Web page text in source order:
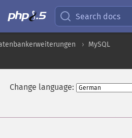
Search docs
MySQL
Change language: